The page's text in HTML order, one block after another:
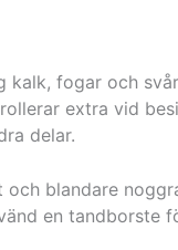
kalk, fogar och
extra vid
delar.
och blandare
en tandborste